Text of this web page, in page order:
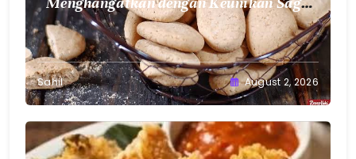
Nusantara
Sahil August 2, 2026